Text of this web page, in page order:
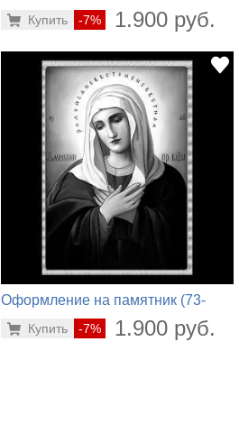
-7% 1.900 руб.
Купить
Оформление на памятник (73-
-7% 1.900 руб.
Купить